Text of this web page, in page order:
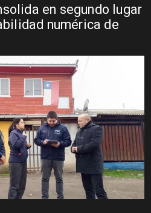
en segundo lugar
numérica de